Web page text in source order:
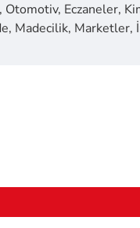
Eczaneler,
Madecilik,